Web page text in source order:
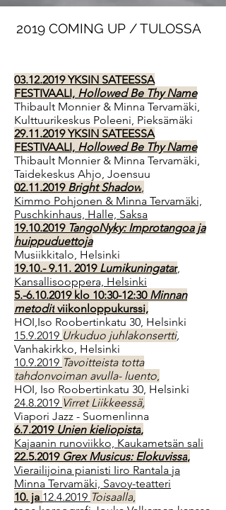
2019 COMING UP / TULOSSA
03.12.2019 YKSIN SATEESSA
FESTIVAALI, Hollowed Be Thy Name
Thibault Monnier & Minna Tervamäki,
Kulttuurikeskus Poleeni, Pieksämäki
29.11.2019 YKSIN SATEESSA
FESTIVAALI, Hollowed Be Thy Name
Thibault Monnier & Minna Tervamäki,
Taidekeskus Ahjo, Joensuu
02.11.2019 Bright Shadow,
Kimmo Pohjonen & Minna Tervamäki,
Puschkinhaus, Halle, Saksa
19.10.2019 TangoNyky: Improtangoa ja
huippuduettoja
Musiikkitalo, Helsinki
19.10.- 9.11. 2019 Lumikuningatar,
Kansallisooppera, Helsinki
5.-6.10.2019 klo 10:30-12:30 Minnan
metodit viikonloppukurssi,
HOI,Iso Roobertinkatu 30, Helsinki
15.9.2019 Urkuduo juhlakonsertti,
Vanhakirkko, Helsinki
10.9.2019 Tavoitteista totta
tahdonvoiman avulla- luento,
HOI, Iso Roobertinkatu 30, Helsinki
24.8.2019 Virret Liikkeessä,
Viapori Jazz - Suomenlinna
6.7.2019 Unien kieliopista,
Kajaanin runoviikko, Kaukametsän sali
22.5.2019 Grex Musicus: Elokuvissa,
Vierailijoina pianisti Iiro Rantala ja
Minna Tervamäki, Savoy-teatteri
10. ja 12.4.2019 Toisaalla,